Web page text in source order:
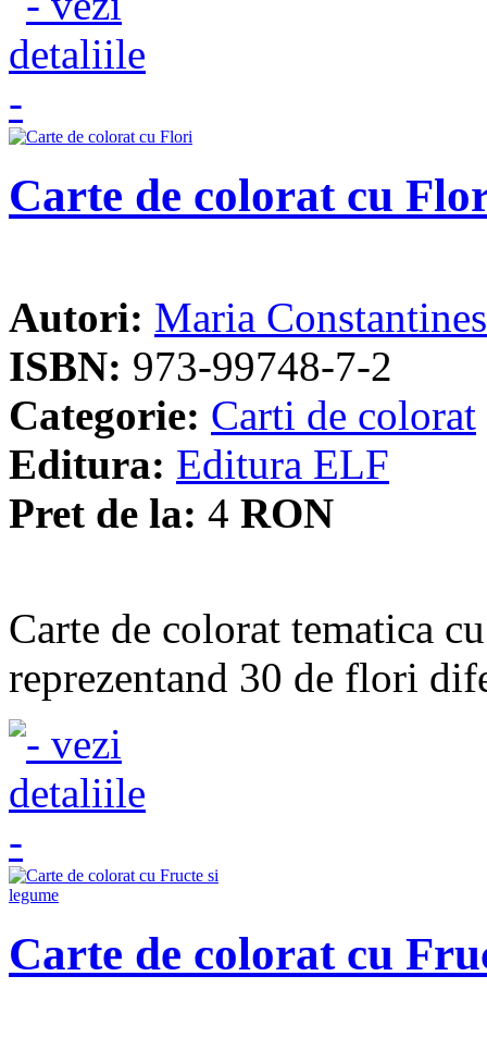
Carte de colorat cu
Autori: Maria
ISBN: 973-99748-7-2
Categorie: Carti de colorat
Editura: Editura ELF
Pret de la: 4 RON
Carte de colorat tematica
reprezentand 30 de flori
Carte de colorat cu